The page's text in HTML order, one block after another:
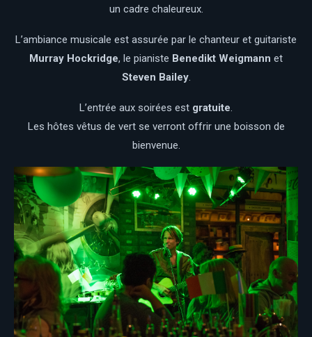
un cadre chaleureux.
L’ambiance musicale est assurée par le chanteur et guitariste
Murray Hockridge, le pianiste Benedikt Weigmann et
Steven Bailey.
L’entrée aux soirées est gratuite
Les hôtes vêtus de vert se verront offrir une boisson de
bienvenue.